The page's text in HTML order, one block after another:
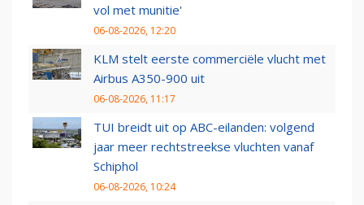
vol met munitie'
06-08-2026, 12:20
KLM stelt eerste commerciële vlucht met
Airbus A350-900 uit
06-08-2026, 11:17
TUI breidt uit op ABC-eilanden: volgend
jaar meer rechtstreekse vluchten vanaf
Schiphol
06-08-2026, 10:24